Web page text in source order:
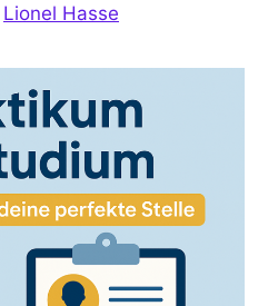
Lionel Hasse